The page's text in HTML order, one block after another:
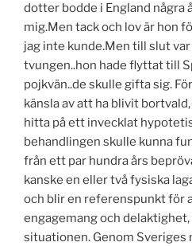
dotter bodde i England några
mig.Men tack och lov är hon
jag inte kunde.Men till slut
tvungen..hon hade flyttat till
pojkvän..de skulle gifta sig.
känsla av att ha blivit
hitta på ett invecklat
behandlingen skulle kunna
från ett par hundra års
kanske en eller två fysiska
och blir en referenspunkt för
engagemang och
situationen. Genom Sveriges